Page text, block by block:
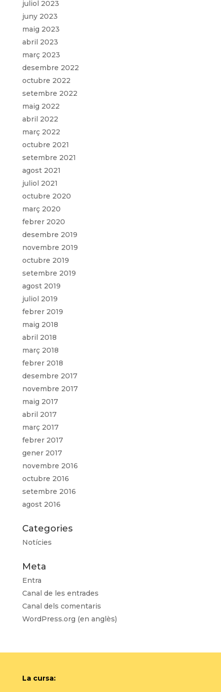
juliol 2023
juny 2023
maig 2023
abril 2023
març 2023
desembre 2022
octubre 2022
setembre 2022
maig 2022
abril 2022
març 2022
octubre 2021
setembre 2021
agost 2021
juliol 2021
octubre 2020
març 2020
febrer 2020
desembre 2019
novembre 2019
octubre 2019
setembre 2019
agost 2019
juliol 2019
febrer 2019
maig 2018
abril 2018
març 2018
febrer 2018
desembre 2017
novembre 2017
maig 2017
abril 2017
març 2017
febrer 2017
gener 2017
novembre 2016
octubre 2016
setembre 2016
agost 2016
Categories
Notícies
Meta
Entra
Canal de les entrades
Canal dels comentaris
WordPress.org (en anglès)
La cursa: